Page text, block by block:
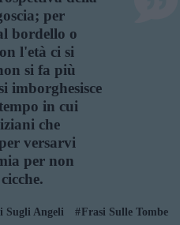
per
bordello o
l'età ci si
si fa più
imborghesisce
in cui
che
versarvi
per non
Sugli Angeli
Frasi Sulle Tombe